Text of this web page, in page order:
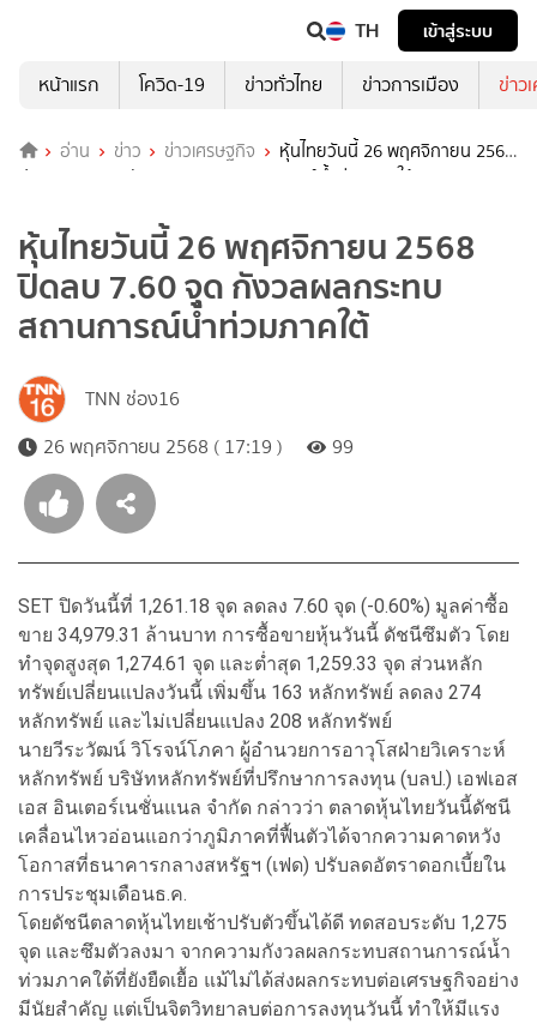
TH
เข้าสู่ระบบ
หน้าแรก
โควิด-19 ข่าวทั่วไทย ข่าวการเมือง ข่าว
อ่าน ข่าว ข่าวเศรษฐกิจ
หุ้นไทยวันนี้ 26 พฤศจิกายน 2568
ปิดลบ 7.60 จุด กังวลผลกระทบสถานการณ์น้ำท่วมภาคใต้
หุ้นไทยวันนี้ 26 พฤศจิกายน 2568
ปิดลบ 7.60 จุด กังวลผลกระทบ
สถานการณ์น้ำท่วมภาคใต้
TNN ช่อง16
26 พฤศจิกายน 2568 ( 17:19 )
99
SET ปิดวันนี้ที่ 1,261.18 จุด ลดลง 7.60 จุด (-0.60%) มูลค่าซื้อ
ขาย 34,979.31 ล้านบาท การซื้อขายหุ้นวันนี้ ดัชนีซึมตัว โดย
ทำจุดสูงสุด 1,274.61 จุด และต่ำสุด 1,259.33 จุด ส่วนหลัก
ทรัพย์เปลี่ยนแปลงวันนี้ เพิ่มขึ้น 163 หลักทรัพย์ ลดลง 274
หลักทรัพย์ และไม่เปลี่ยนแปลง 208 หลักทรัพย์
นายวีระวัฒน์ วิโรจน์โภคา ผู้อำนวยการอาวุโสฝ่ายวิเคราะห์
หลักทรัพย์ บริษัทหลักทรัพย์ที่ปรึกษาการลงทุน (บลป.) เอฟเอส
เอส อินเตอร์เนชั่นแนล จำกัด กล่าวว่า ตลาดหุ้นไทยวันนี้ดัชนี
เคลื่อนไหวอ่อนแอกว่าภูมิภาคที่ฟื้นตัวได้จากความคาดหวัง
โอกาสที่ธนาคารกลางสหรัฐฯ (เฟด) ปรับลดอัตราดอกเบี้ยใน
การประชุมเดือนธ.ค.
โดยดัชนีตลาดหุ้นไทยเช้าปรับตัวขึ้นได้ดี ทดสอบระดับ 1,275
จุด และซึมตัวลงมา จากความกังวลผลกระทบสถานการณ์น้ำ
ท่วมภาคใต้ที่ยังยืดเยื้อ แม้ไม่ได้ส่งผลกระทบต่อเศรษฐกิจอย่าง
มีนัยสำคัญ แต่เป็นจิตวิทยาลบต่อการลงทุนวันนี้ ทำให้มีแรง